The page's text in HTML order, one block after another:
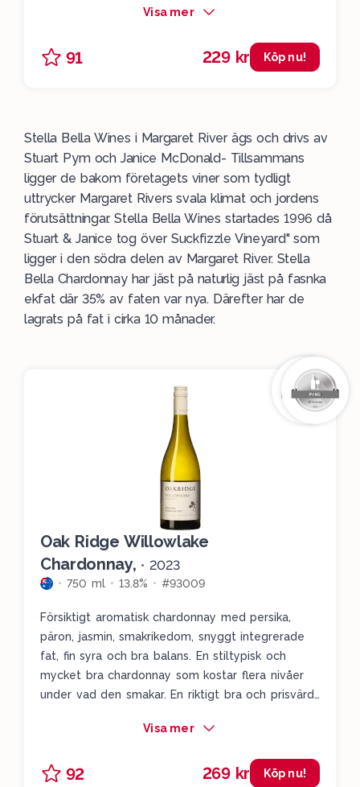
Bella har lanserats i det tillfälliga sortimentet
år. Nu finns vinet i beställningssortimentet och
det är väldigt värt att beställa och gärna spara
Visa mer
91 229 kr Köp nu!
Stella Bella Wines i Margaret River ägs och drivs av
Stuart Pym och Janice McDonald- Tillsammans
ligger de bakom företagets viner som tydligt
uttrycker Margaret Rivers svala klimat och jordens
förutsättningar. Stella Bella Wines startades 1996 då
Stuart & Janice tog över Suckfizzle Vineyard" som
ligger i den södra delen av Margaret River. Stella
Bella Chardonnay har jäst på naturlig jäst på fasnka
ekfat där 35% av faten var nya. Därefter har de
lagrats på fat i cirka 10 månader.
Oak Ridge Willowlake
Chardonnay, • 2023
750 ml 13.8% #93009
Försiktigt aromatisk chardonnay med persika,
päron, jasmin, smakrikedom, snyggt integrerade
fat, fin syra och bra balans. En stiltypisk och
mycket bra chardonnay som kostar flera nivåer
under vad den smakar. En riktigt bra och prisvärd
viner det går att göra i Yarra Valley.
Visa mer
92 269 kr Köp nu!